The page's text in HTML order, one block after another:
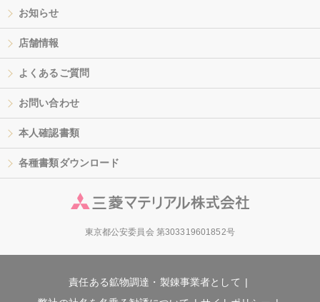
お知らせ
店舗情報
よくあるご質問
お問い合わせ
本人確認書類
各種書類ダウンロード
東京都公安委員会 第303319601852号
責任ある鉱物調達・製錬事業者として